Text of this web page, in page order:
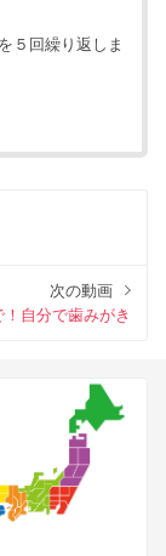
５回繰り返しま
次の動画
自分で歯みがき